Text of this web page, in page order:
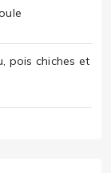
pois chiches et